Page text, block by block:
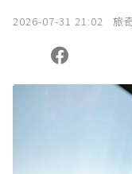
您當前剩餘 U
2026-07-31 21:02 旅